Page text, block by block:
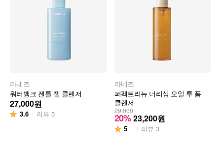
라네즈
워터뱅크 젠틀 젤 클렌저
27,000원
3.6 리뷰 5
라네즈
퍼펙트리뉴 너리싱 오일 투 폼
클렌저
29,000
20% 23,200원
5 리뷰 3